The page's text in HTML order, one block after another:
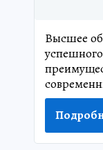
Высшее